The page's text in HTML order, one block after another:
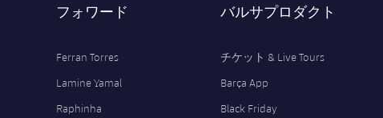
フォワード
Ferran Torres
Lamine Yamal
Raphinha
バルサプロダクト
チケット & Live Tours
Barça App
Black Friday